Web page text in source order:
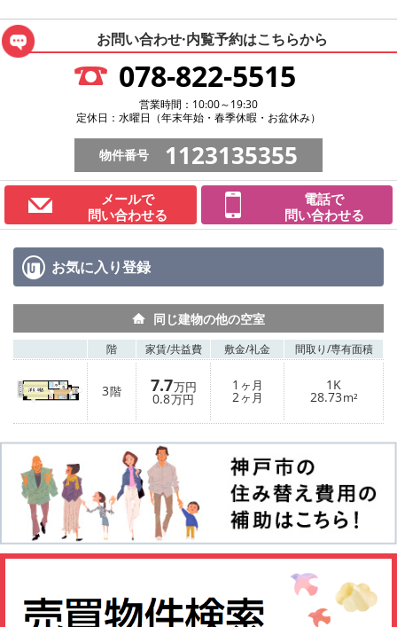
お問い合わせ·内覧予約はこちらから
078-822-5515
営業時間：10:00～19:30
定休日：水曜日（年末年始・春季休暇・お盆休み）
物件番号 1123135355
メールで
問い合わせる
電話で
問い合わせる
お気に入り登録
同じ建物の他の空室
階 家賃/共益費 敷金/礼金 間取り/専有面積
3階 7.7万円
0.8万円
1 ヶ月
2ヶ月
1K
28.73m²